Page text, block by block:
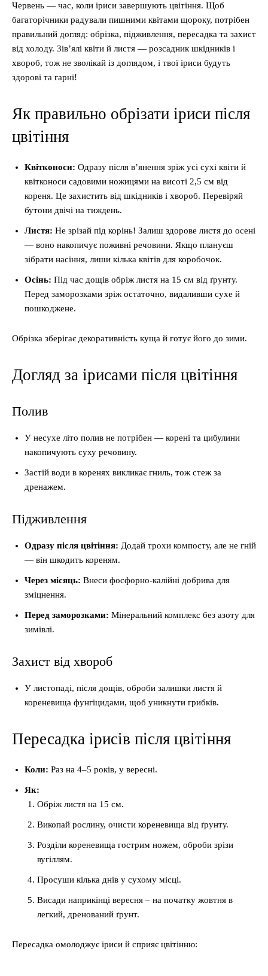
Червень — час, коли іриси завершують цвітіння. Щоб
багаторічники радували пишними квітами щороку, потрібен
правильний догляд: обрізка, підживлення, пересадка та захист
від холоду. Зів’ялі квіти й листя — розсадник шкідників і
хвороб, тож не зволікай із доглядом, і твої іриси будуть
здорові та гарні!
Як правильно обрізати іриси після
цвітіння
Квітконоси: Одразу після в’янення зріж усі сухі квіти й
квітконоси садовими ножицями на висоті 2,5 см від
кореня. Це захистить від шкідників і хвороб. Перевіряй
бутони двічі на тиждень.
Листя: Не зрізай під корінь! Залиш здорове листя до осені
— воно накопичує поживні речовини. Якщо плануєш
зібрати насіння, лиши кілька квітів для коробочок.
Осінь: Під час дощів обріж листя на 15 см від ґрунту.
Перед заморозками зріж остаточно, видаливши сухе й
пошкоджене.
Обрізка зберігає декоративність куща й готує його до зими.
Догляд за ірисами після цвітіння
Полив
У несухе літо полив не потрібен — корені та цибулини
накопичують суху речовину.
Застій води в коренях викликає гниль, тож стеж за
дренажем.
Підживлення
Одразу після цвітіння: Додай трохи компосту, але не гній
— він шкодить кореням.
Через місяць: Внеси фосфорно-калійні добрива для
зміцнення.
Перед заморозками: Мінеральний комплекс без азоту для
зимівлі.
Захист від хвороб
У листопаді, після дощів, оброби залишки листя й
кореневища фунгіцидами, щоб уникнути грибків.
Пересадка ірисів після цвітіння
Коли: Раз на 4–5 років, у вересні.
Як:
Обріж листя на 15 см.
Викопай рослину, очисти кореневища від ґрунту.
Розділи кореневища гострим ножем, оброби зрізи
вугіллям.
Просуши кілька днів у сухому місці.
Висади наприкінці вересня – на початку жовтня в
легкий, дренований ґрунт.
Пересадка омолоджує іриси й сприяє цвітінню: